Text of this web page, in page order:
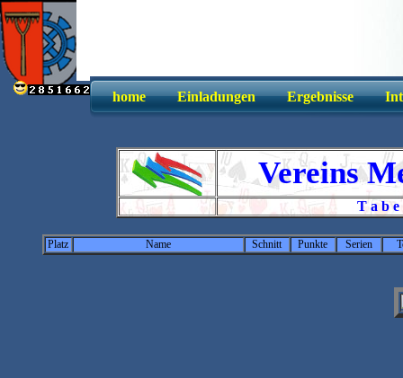
home Einladungen Ergebnisse
Vereins
T a b
Platz Name Schnitt Punkte Serien